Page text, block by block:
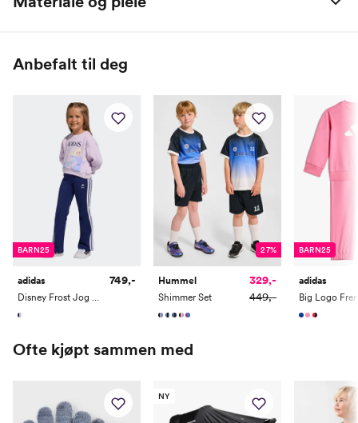
Anbefalt til deg
BARN25
adidas
Disney Frost Jog Kids
749,-
27%
Hummel
Shimmer Set
329,-
449,-
BARN25
adidas
Ofte kjøpt sammen med
NY